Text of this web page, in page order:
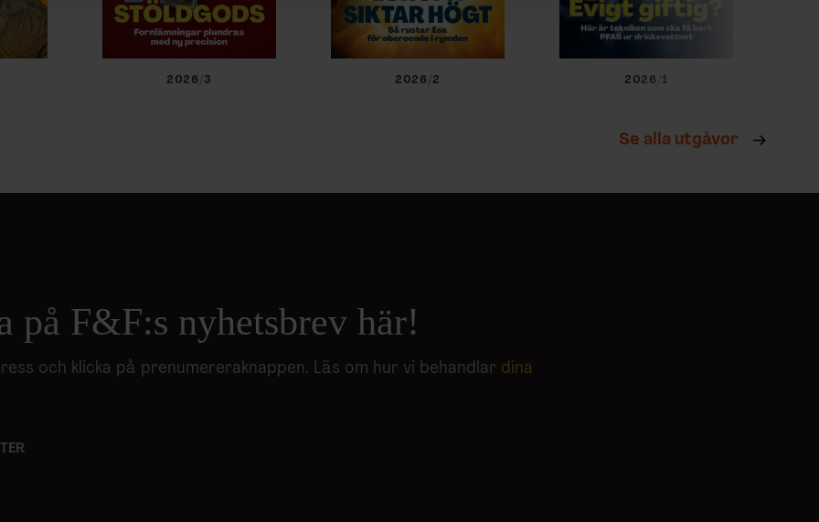
har tillhandahållit eller som de har samlat in när du har använt deras tjänster.
2026/3 2026/2 2026/1
Se alla utgåvor
på F&F:s nyhetsbrev här!
och klicka på prenumereraknappen. Läs om hur vi behandlar dina